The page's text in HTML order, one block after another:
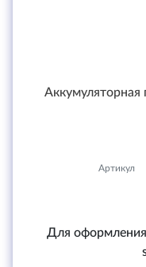
Аккумуляторная
Артикул
Для оформления